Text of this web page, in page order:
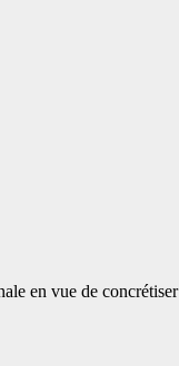
en vue de